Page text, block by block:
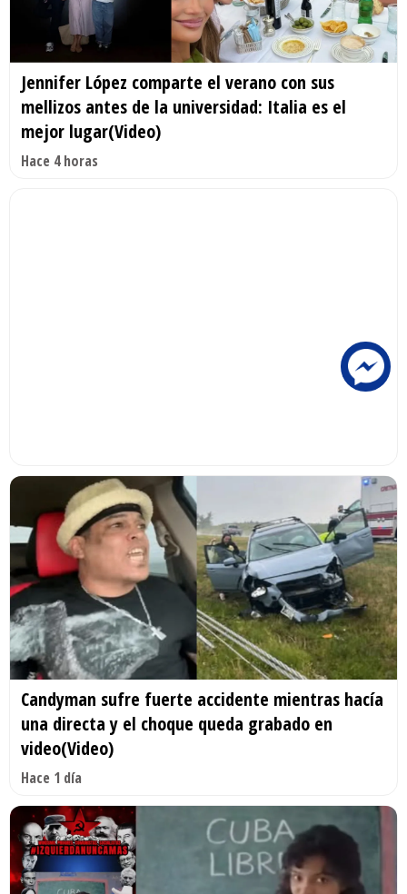
Jennifer López comparte el verano con sus
mellizos antes de la universidad: Italia es el
mejor lugar(Video)
Hace 4 horas
Candyman sufre fuerte accidente mientras hacía
una directa y el choque queda grabado en
video(Video)
Hace 1 día